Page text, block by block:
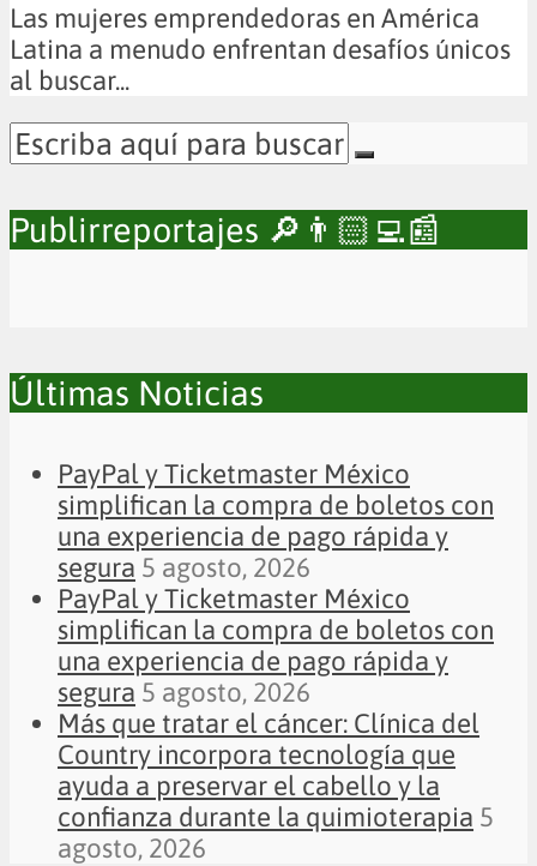
Las mujeres emprendedoras en América
Latina a menudo enfrentan desafíos únicos
al buscar...
Publirreportajes 🔎👨🏻‍💻📰
Últimas Noticias
PayPal y Ticketmaster México
simplifican la compra de boletos con
una experiencia de pago rápida y
segura 5 agosto, 2026
PayPal y Ticketmaster México
simplifican la compra de boletos con
una experiencia de pago rápida y
segura 5 agosto, 2026
Más que tratar el cáncer: Clínica del
Country incorpora tecnología que
ayuda a preservar el cabello y la
confianza durante la quimioterapia 5
agosto, 2026